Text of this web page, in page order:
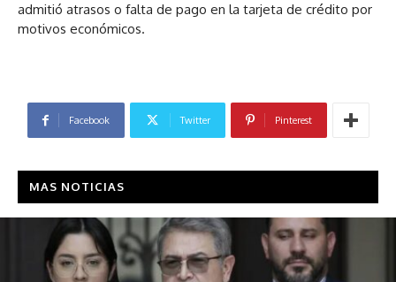
admitió atrasos o falta de pago en la tarjeta de crédito por
motivos económicos.
Facebook Twitter Pinterest
MAS NOTICIAS